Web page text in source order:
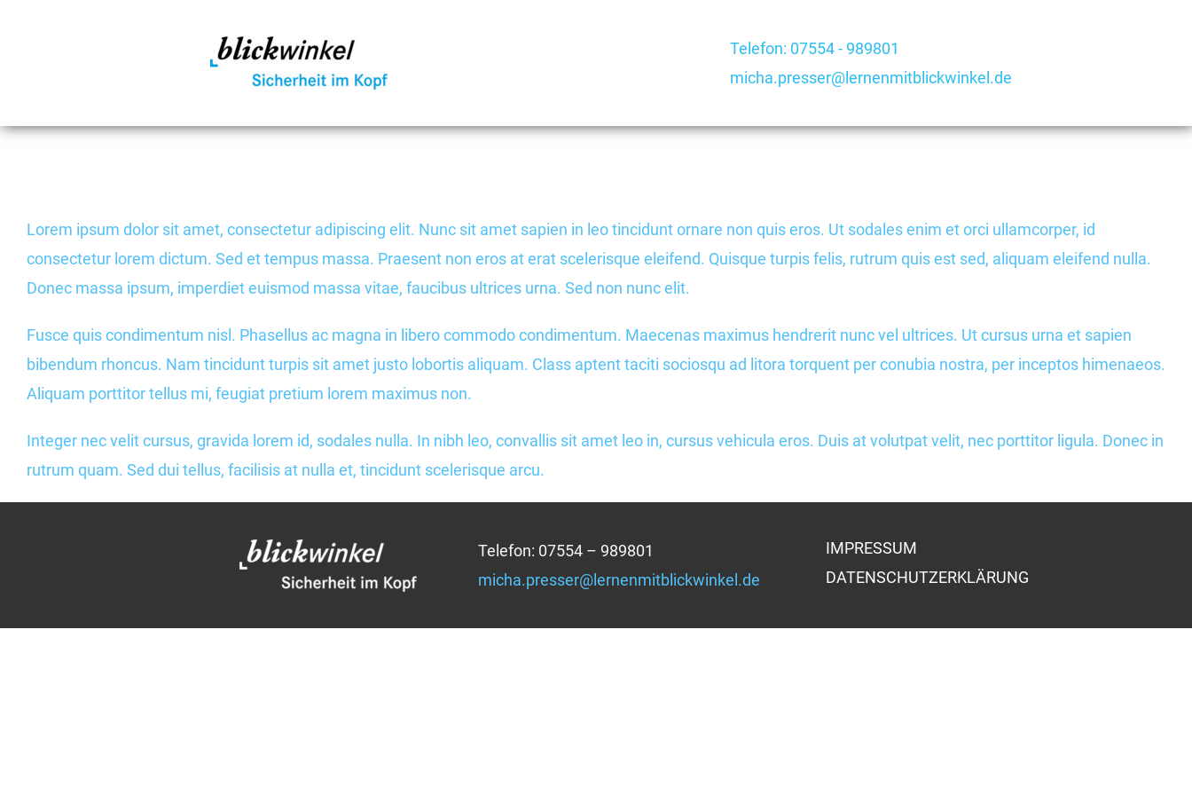
Telefon: 07554 - 989801
micha.presser@lernenmitblickwinkel.de
Lorem ipsum dolor sit amet, consectetur adipiscing elit. Nunc sit amet sapien in leo tincidunt ornare non quis eros. Ut sodales enim et orci ullamcorper, id
consectetur lorem dictum. Sed et tempus massa. Praesent non eros at erat scelerisque eleifend. Quisque turpis felis, rutrum quis est sed, aliquam eleifend nulla.
Donec massa ipsum, imperdiet euismod massa vitae, faucibus ultrices urna. Sed non nunc elit.
Fusce quis condimentum nisl. Phasellus ac magna in libero commodo condimentum. Maecenas maximus hendrerit nunc vel ultrices. Ut cursus urna et sapien
bibendum rhoncus. Nam tincidunt turpis sit amet justo lobortis aliquam. Class aptent taciti sociosqu ad litora torquent per conubia nostra, per inceptos himenaeos.
Aliquam porttitor tellus mi, feugiat pretium lorem maximus non.
Integer nec velit cursus, gravida lorem id, sodales nulla. In nibh leo, convallis sit amet leo in, cursus vehicula eros. Duis at volutpat velit, nec porttitor ligula. Donec in
rutrum quam. Sed dui tellus, facilisis at nulla et, tincidunt scelerisque arcu.
Telefon: 07554 – 989801
micha.presser@lernenmitblickwinkel.de
IMPRESSUM
DATENSCHUTZERKLÄRUNG